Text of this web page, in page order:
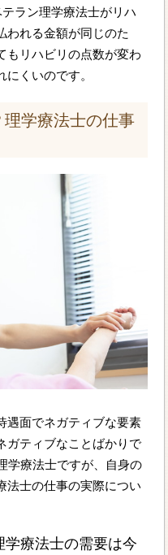
ラン理学療法士がリハ
われる金額が同じのた
もリハビリの点数が変わ
くいのです。
理学療法士の仕事
遇面でネガティブな要素
ガティブなことばかりで
学療法士ですが、自身の
法士の仕事の実際につい
療法士の需要は今